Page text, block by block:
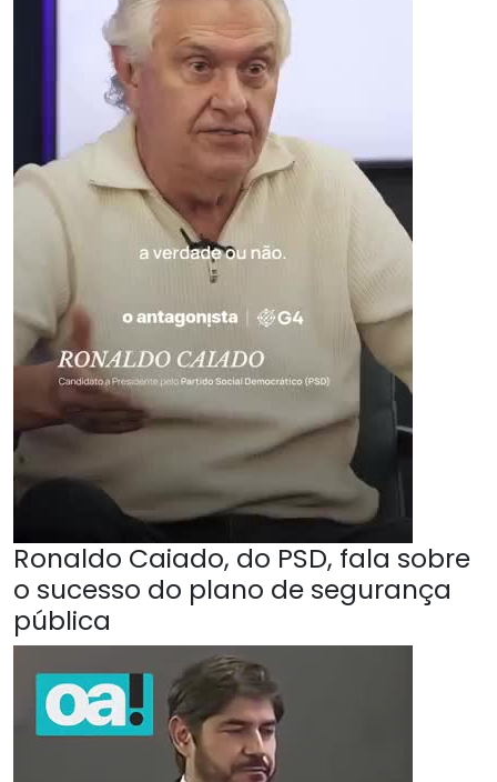
Ronaldo Caiado, do PSD, fala sobre
o sucesso do plano de segurança
pública